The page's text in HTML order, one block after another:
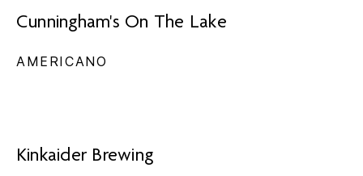
Cunningham's On The Lake
AMERICANO
Kinkaider Brewing